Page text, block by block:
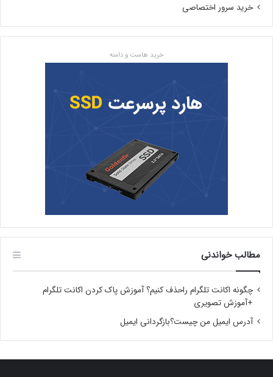
خرید سرور اختصاصی
خرید هاست و دامنه
مطالب خواندنی
چگونه اکانت تلگرام راحذف کنیم؟ آموزش پاک کردن اکانت تلگرام
+آموزش تصویری
آدرس ایمیل من چیست؟بازگردانی ایمیل